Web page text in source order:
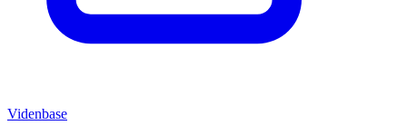
Videnbase